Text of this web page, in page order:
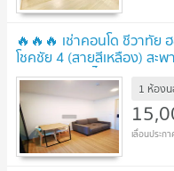
🔥🔥🔥 เช่าคอนโด ชีวาทัย
โชคชัย 4 (สายสีเหลือง) สะ
88322 ✅ ทักไลน์
✅ 🔥🔥🔥 UPDATE ! 1 ห้อง